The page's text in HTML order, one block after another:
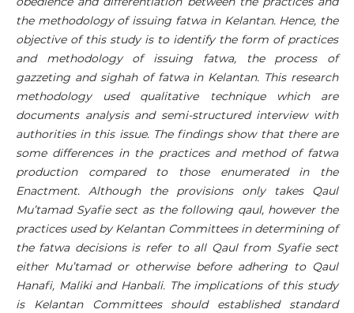
the methodology of issuing fatwa in Kelantan. Hence, the
objective of this study is to identify the form of practices
and methodology of issuing fatwa, the process of
gazzeting and sighah of fatwa in Kelantan. This research
methodology used qualitative technique which are
documents analysis and semi-structured interview with
authorities in this issue. The findings show that there are
some differences in the practices and method of fatwa
production compared to those enumerated in the
Enactment. Although the provisions only takes Qaul
Mu’tamad Syafie sect as the following qaul, however the
practices used by Kelantan Committees in determining of
the fatwa decisions is refer to all Qaul from Syafie sect
either Mu’tamad or otherwise before adhering to Qaul
Hanafi, Maliki and Hanbali. The implications of this study
is Kelantan Committees should established standard